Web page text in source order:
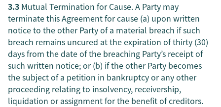
3.3 Mutual Termination for Cause. A Party may
terminate this Agreement for cause (a) upon written
notice to the other Party of a material breach if such
breach remains uncured at the expiration of thirty (30)
days from the date of the breaching Party’s receipt of
such written notice; or (b) if the other Party becomes
the subject of a petition in bankruptcy or any other
proceeding relating to insolvency, receivership,
liquidation or assignment for the benefit of creditors.